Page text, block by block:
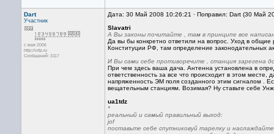
Dart
Участник
с мая 2006
http://vrtp.ru
Сообщений: 3117
Дата: 30 Май 2008 10:26:21 · Поправил: Dart (30 Май
Slavatri
А Вы законы почитайте , там в принципе все
Да вы бы конкретно ответили на вопрос. Уход в общие
Конституции РФ, там определение законодательных
И Вы сами себе противоречите , станция зарегена
При чем здесь ваша дача. Антенна установлена в
ответственность за все что происходит в этом
напряженность ЭМ поля созданного этим сигналом .
вещательным станциям. Возимая? Ну ставьте себе
ua1tdz
*
реальный и самый правильный выход:
jof
поставьте себе спутниковуй тарелку и